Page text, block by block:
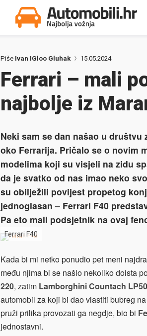
Piše Ivan IGloo Gluhak 15.05.2024
Ferrari – mali
najbolje iz
Neki sam se dan našao u
oko Ferrarija. Pričalo se o novim
modelima koji su visjeli na zidu
da je svatko od nas imao neko
su obilježili povijest propetog
jednoglasan – Ferrari F40
Pa eto mali podsjetnik na ovaj
Ferrari F40
Kada bi mi netko ponudio pet meni
među njima bi se našlo nekoliko doista
220, zatim Lamborghini Countach
automobil za koji bi dao vlastiti bubreg
pruži prilika provozati ga negdje, bio bi
jednostavni.